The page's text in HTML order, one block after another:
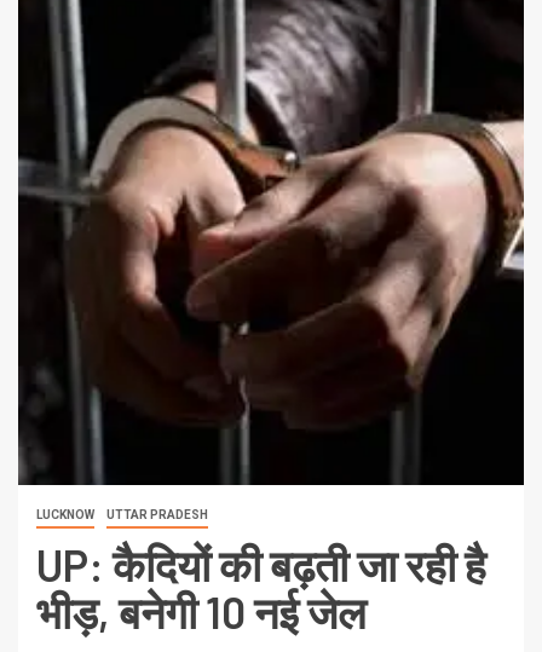
LUCKNOW UTTAR PRADESH
UP: कैदियों की बढ़ती जा रही है
भीड़, बनेगी 10 नई जेल